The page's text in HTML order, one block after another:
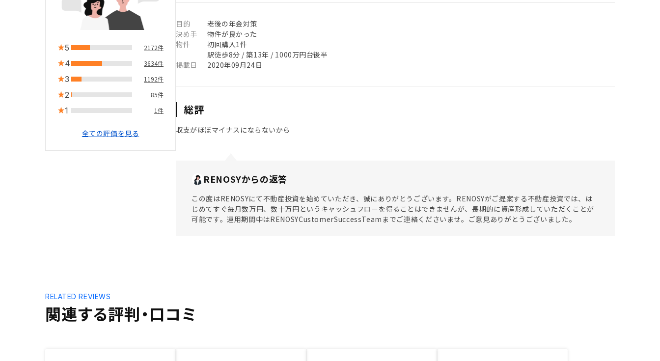
5 2172件
4 3634件
3 1192件
2 85件
1 1件
全ての評価を見る
目的
老後の年金対策
決め手
物件が良かった
物件
初回購入1件
駅徒歩8分 / 築13年 / 1000万円台後半
掲載日
2020年09月24日
総評
収支がほぼマイナスにならないから
RENOSYからの返答
この度はRENOSYにて不動産投資を始めていただき、誠にありがとうございます。RENOSYがご提案する不動産投資では、は
じめてすぐ毎月数万円、数十万円というキャッシュフローを得ることはできませんが、長期的に資産形成していただくことが
可能です。運用期間中はRENOSYCustomerSuccessTeamまでご連絡くださいませ。ご意見ありがとうございました。
関連する評判・口コミ
RELATED REVIEWS